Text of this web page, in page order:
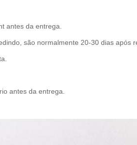
antes da entrega.
são normalmente 20-30 dias após
antes da entrega.